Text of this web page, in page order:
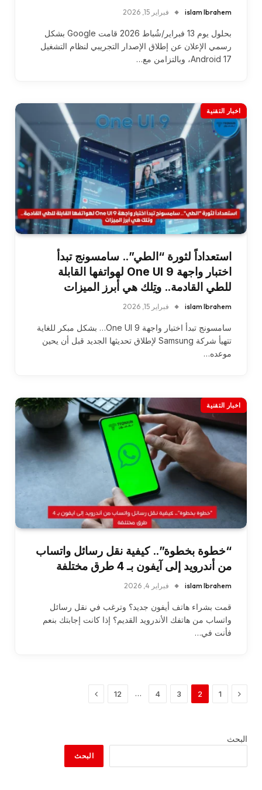
islam Ibrahem فبراير 15, 2026
بحلول يوم 13 فبراير/شُباط 2026 قامت Google بشكل
رسمي الإعلان عن إطلاق الإصدار التجريبي لنظام التشغيل
Android 17، وبالتزامن مع…
اخبار التقنية
استعداداً لثورة “الطي”.. سامسونج تبدأ
اختبار واجهة One UI 9 لهواتفها القابلة
للطي القادمة.. وتِلك هي أبرز الميزات
islam Ibrahem فبراير 15, 2026
سامسونج تبدأ اختبار واجهة One UI 9… بشكل مبكر للغاية
تتهيأ شركة Samsung لإطلاق تحديثها الجديد قبل أن يحين
موعده…
اخبار التقنية
“خطوة بخطوة”.. كيفية نقل رسائل واتساب
من أندرويد إلى آيفون بـ 4 طرق مختلفة
islam Ibrahem فبراير 4, 2026
قمت بشراء هاتف أيفون جديد؟ وترغب في نقل رسائل
واتساب من هاتفك الأندرويد القديم؟ إذا كانت إجابتك بنعم
فأنت في…
السابق
1
2
3
4
…
12 التالي
البحث
البحث